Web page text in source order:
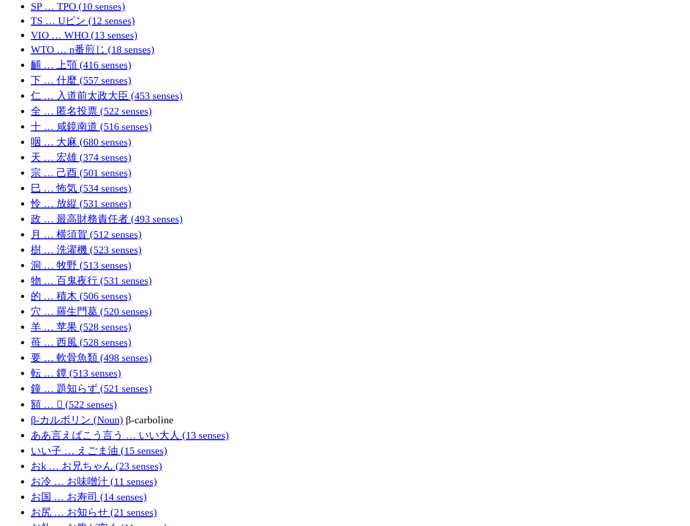
SP … TPO (10 senses)
TS … Uピン (12 senses)
VIO … WHO (13 senses)
WTO … n番煎じ (18 senses)
䩉 … 上顎 (416 senses)
下 … 什麼 (557 senses)
仁 … 入道前太政大臣 (453 senses)
全 … 匿名投票 (522 senses)
十 … 咸鏡南道 (516 senses)
咽 … 大麻 (680 senses)
天 … 宏雄 (374 senses)
宗 … 己酉 (501 senses)
巳 … 怖気 (534 senses)
怜 … 放縦 (531 senses)
政 … 最高財務責任者 (493 senses)
月 … 横須賀 (512 senses)
樹 … 洗濯機 (523 senses)
洞 … 牧野 (513 senses)
物 … 百鬼夜行 (531 senses)
的 … 積木 (506 senses)
穴 … 羅生門葛 (520 senses)
羊 … 苹果 (528 senses)
苺 … 西風 (528 senses)
要 … 軟骨魚類 (498 senses)
転 … 鐔 (513 senses)
鐘 … 題知らず (521 senses)
額 … 𫁈 (522 senses)
β-カルボリン (Noun) β-carboline
ああ言えばこう言う … いい大人 (13 senses)
いい子 … えごま油 (15 senses)
おk … お兄ちゃん (23 senses)
お冷 … お味噌汁 (11 senses)
お国 … お寿司 (14 senses)
お尻 … お知らせ (21 senses)